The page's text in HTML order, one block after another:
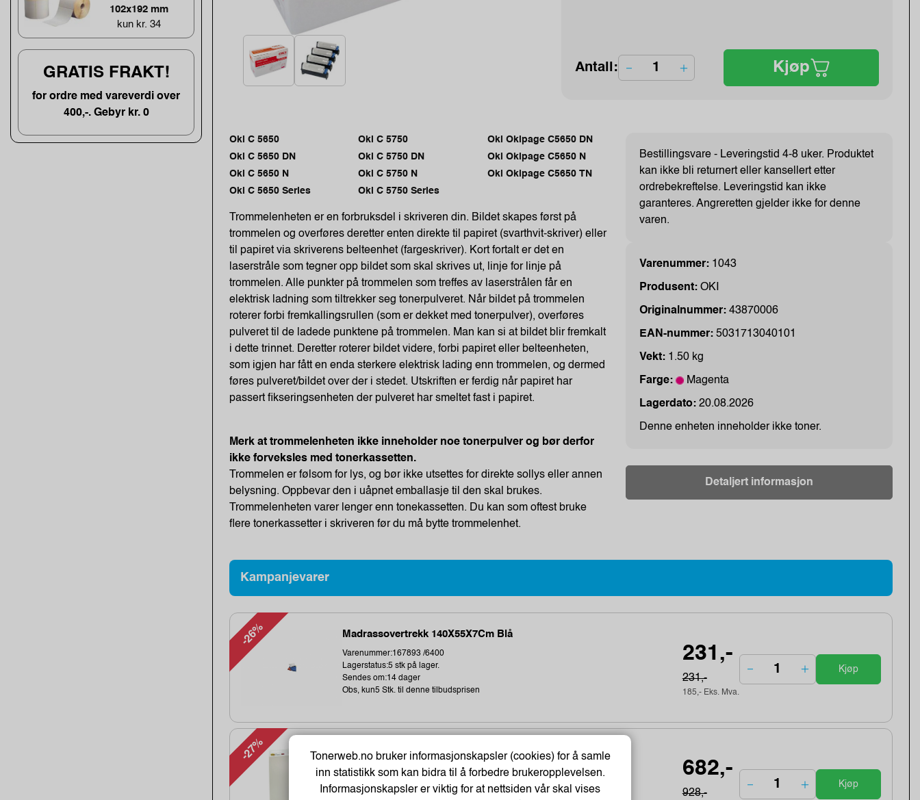
102x192 mm
kun kr. 34
GRATIS FRAKT!
for ordre med vareverdi over
400,-. Gebyr kr. 0
Antall: Kjøp
Oki C 5650
Oki C 5650 DN
Oki C 5650 N
Oki C 5650 Series
Oki C 5750
Oki C 5750 DN
Oki C 5750 N
Oki C 5750 Series
Oki Okipage C5650 DN
Oki Okipage C5650 N
Oki Okipage C5650 TN
Trommelenheten er en forbruksdel i skriveren din. Bildet skapes først på
trommelen og overføres deretter enten direkte til papiret (svarthvit-skriver) eller
til papiret via skriverens belteenhet (fargeskriver). Kort fortalt er det en
laserstråle som tegner opp bildet som skal skrives ut, linje for linje på
trommelen. Alle punkter på trommelen som treffes av laserstrålen får en
elektrisk ladning som tiltrekker seg tonerpulveret. Når bildet på trommelen
roterer forbi fremkallingsrullen (som er dekket med tonerpulver), overføres
pulveret til de ladede punktene på trommelen. Man kan si at bildet blir fremkalt
i dette trinnet. Deretter roterer bildet videre, forbi papiret eller belteenheten,
som igjen har fått en enda sterkere elektrisk lading enn trommelen, og dermed
føres pulveret/bildet over der i stedet. Utskriften er ferdig når papiret har
passert fikseringsenheten der pulveret har smeltet fast i papiret.
Merk at trommelenheten ikke inneholder noe tonerpulver og bør derfor
ikke forveksles med tonerkassetten.
Trommelen er følsom for lys, og bør ikke utsettes for direkte sollys eller annen
belysning. Oppbevar den i uåpnet emballasje til den skal brukes.
Trommelenheten varer lenger enn tonekassetten. Du kan som oftest bruke
flere tonerkassetter i skriveren før du må bytte trommelenhet.
Bestillingsvare - Leveringstid 4-8 uker. Produktet
kan ikke bli returnert eller kansellert etter
ordrebekreftelse. Leveringstid kan ikke
garanteres. Angreretten gjelder ikke for denne
varen.
Varenummer: 1043
Produsent:OKI
Originalnummer:43870006
EAN-nummer:5031713040101
Vekt: 1.50 kg
Farge: Magenta
Lagerdato:20.08.2026
Denne enheten inneholder ikke toner.
Detaljert informasjon
Kampanjevarer
-26% Madrassovertrekk 140X55X7Cm Blå
Varenummer:167893 /6400
Lagerstatus:5 stk på lager.
Sendes om:14 dager
Obs, kun5 Stk. til denne tilbudsprisen
231,-
231,-
185,- Eks. Mva.
Kjøp
-27% Meeting Charts m/30 ark 63,5x77,4 (2)
Varenummer:106358 /7000050153
Sendes om:0-2 dager
682,-
928,-
Kjøp
Tonerweb.no bruker informasjonskapsler (cookies) for å samle
inn statistikk som kan bidra til å forbedre brukeropplevelsen.
Informasjonskapsler er viktig for at nettsiden vår skal vises